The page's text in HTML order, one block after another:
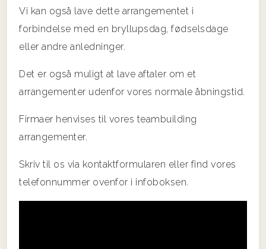
Vi kan også lave dette arrangementet i
forbindelse med en bryllupsdag, fødselsdage
eller andre anledninger.
Det er også muligt at lave aftaler om et
arrangementer udenfor vores normale åbningstid.
Firmaer henvises til vores teambuilding
arrangementer.
Skriv til os via kontaktformularen eller find vores
telefonnummer ovenfor i infoboksen.